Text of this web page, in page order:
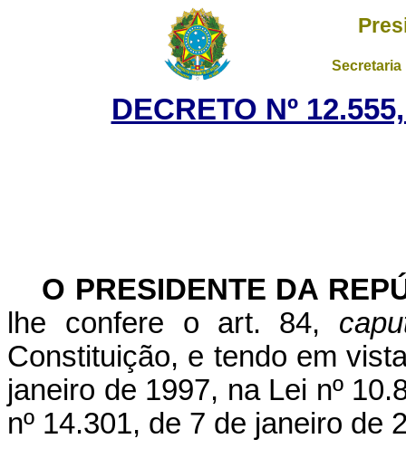
DECRETO Nº
O PRESIDENTE DA
lhe confere o art. 84,
Constituição, e tendo em
janeiro de 1997, na Lei nº
nº 14.301, de 7 de janeiro de